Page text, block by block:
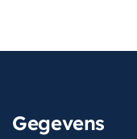
Gegevens